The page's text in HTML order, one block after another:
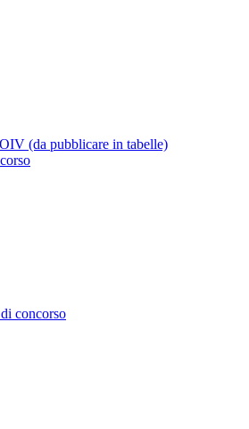
OIV (da pubblicare in tabelle)
concorso